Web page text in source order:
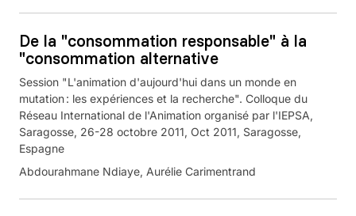
De la "consommation responsable" à la
"consommation alternative
Session "L'animation d'aujourd'hui dans un monde en
mutation : les expériences et la recherche". Colloque du
Réseau International de l'Animation organisé par l'IEPSA,
Saragosse, 26-28 octobre 2011, Oct 2011, Saragosse,
Espagne
Abdourahmane Ndiaye, Aurélie Carimentrand